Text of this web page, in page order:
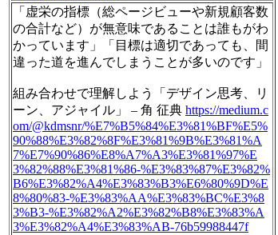
「虚栄の指標（総ページビューや新規顧客数
の合計など）が無意味であることは誰もがわ
かっています」「目標は適切であっても、間
違った道を進んでしまうことが多いのです」
組み合わせで理解しよう「デザイン思考、リ
ーン、アジャイル」 – 角 征典 https://medium.c
om/@kdmsnr/%E7%B5%84%E3%81%BF%E5%
90%88%E3%82%8F%E3%81%9B%E3%81%A
7%E7%90%86%E8%A7%A3%E3%81%97%E
3%82%88%E3%81%86-%E3%83%87%E3%82%
B6%E3%82%A4%E3%83%B3%E6%80%9D%E
8%80%83-%E3%83%AA%E3%83%BC%E3%8
3%B3-%E3%82%A2%E3%82%B8%E3%83%A
3%E3%82%A4%E3%83%AB-76b59988447f